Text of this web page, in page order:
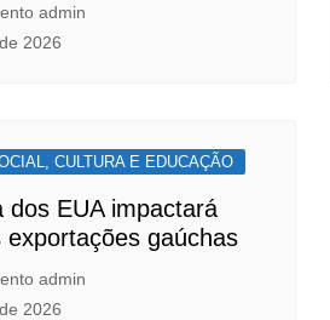
admin
2026
CULTURA E EDUCAÇÃO
dos EUA impactará
exportações gaúchas
admin
2026